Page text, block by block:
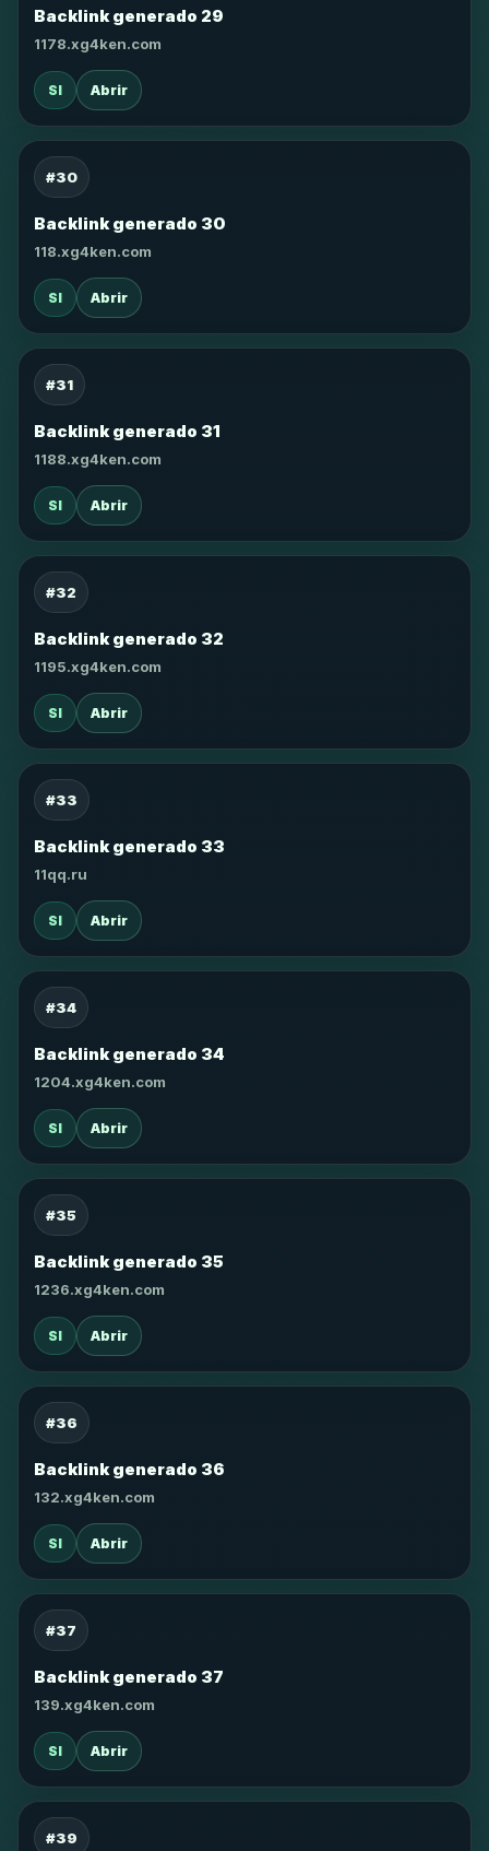
Backlink generado 29
1178.xg4ken.com
SI Abrir
#30
Backlink generado 30
118.xg4ken.com
SI Abrir
#31
Backlink generado 31
1188.xg4ken.com
SI Abrir
#32
Backlink generado 32
1195.xg4ken.com
SI Abrir
#33
Backlink generado 33
11qq.ru
SI Abrir
#34
Backlink generado 34
1204.xg4ken.com
SI Abrir
#35
Backlink generado 35
1236.xg4ken.com
SI Abrir
#36
Backlink generado 36
132.xg4ken.com
SI Abrir
#37
Backlink generado 37
139.xg4ken.com
SI Abrir
#39